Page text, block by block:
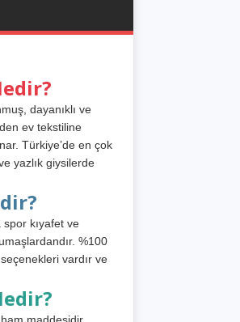
dayanıklı ve
ev tekstiline
Türkiye’de en çok
yazlık giysilerde
spor kıyafet ve
%100
vardır ve